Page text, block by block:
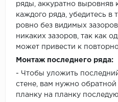
ряды, аккуратно выровняв
каждого ряда, убедитесь в
ровно без видимых
никаких зазоров, так как
может привести к
Монтаж последнего ряда:
- Чтобы уложить
стене, вам нужно
планку на планку